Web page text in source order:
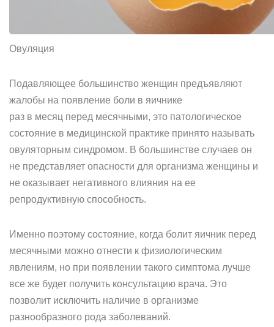
Овуляция
Подавляющее большинство женщин предъявляют
жалобы на появление боли в яичнике
раз в месяц перед месячными, это патологическое
состояние в медицинской практике принято называть
овуляторным синдромом. В большинстве случаев он
не представляет опасности для организма женщины и
не оказывает негативного влияния на ее
репродуктивную способность.
Именно поэтому состояние, когда болит яичник перед
месячными можно отнести к физиологическим
явлениям, но при появлении такого симптома лучше
все же будет получить консультацию врача. Это
позволит исключить наличие в организме
разнообразного рода заболеваний.